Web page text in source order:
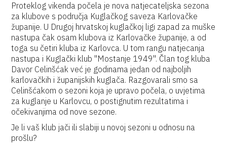
Proteklog vikenda počela je nova natjecateljska sezona
za klubove s područja Kuglačkog saveza Karlovačke
županije. U Drugoj hrvatskoj kuglačkoj ligi zapad za muške
nastupa čak osam klubova iz Karlovačke županije, a od
toga su četiri kluba iz Karlovca. U tom rangu natjecanja
nastupa i Kuglački klub "Mostanje 1949". Član tog kluba
Davor Celinšćak već je godinama jedan od najboljih
karlovačkih i županijskih kuglača. Razgovarali smo sa
Celinšćakom o sezoni koja je upravo počela, o uvjetima
za kuglanje u Karlovcu, o postignutim rezultatima i
očekivanjima od nove sezone.
Je li vaš klub jači ili slabiji u novoj sezoni u odnosu na
prošlu?